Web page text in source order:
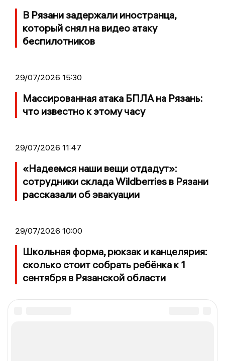
В Рязани задержали иностранца,
который снял на видео атаку
беспилотников
29/07/2026 15:30
Массированная атака БПЛА на Рязань:
что известно к этому часу
29/07/2026 11:47
«Надеемся наши вещи отдадут»:
сотрудники склада Wildberries в Рязани
рассказали об эвакуации
29/07/2026 10:00
Школьная форма, рюкзак и канцелярия:
сколько стоит собрать ребёнка к 1
сентября в Рязанской области